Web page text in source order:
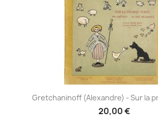
Gretchaninoff (Alexandre) - Sur la
20,00 €